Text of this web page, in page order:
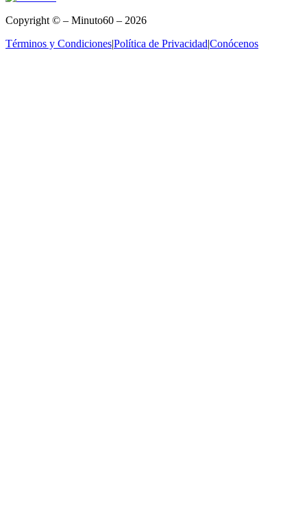
Copyright © – Minuto60 – 2026
Términos y Condiciones|Política de Privacidad|Conócenos